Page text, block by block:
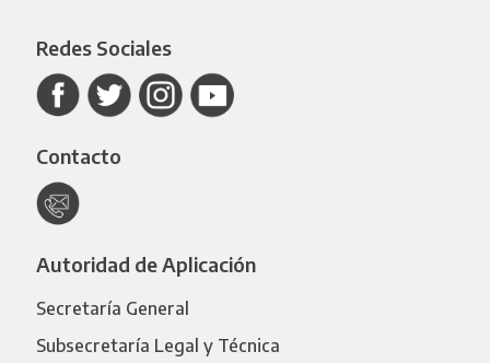
Redes Sociales
Contacto
Autoridad de Aplicación
Secretaría General
Subsecretaría Legal y Técnica